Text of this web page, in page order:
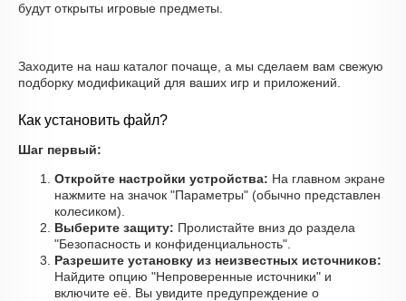
будут открыты игровые предметы.
Заходите на наш каталог почаще, а мы сделаем вам свежую
подборку модификаций для ваших игр и приложений.
Как установить файл?
Шаг первый:
Откройте настройки устройства: На главном экране
нажмите на значок "Параметры" (обычно представлен
колесиком).
Выберите защиту: Пролистайте вниз до раздела
"Безопасность и конфиденциальность".
Разрешите установку из неизвестных источников:
Найдите опцию "Непроверенные источники" и
включите её. Вы увидите предупреждение о